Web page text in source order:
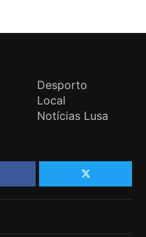
Desporto
Local
Notícias Lusa